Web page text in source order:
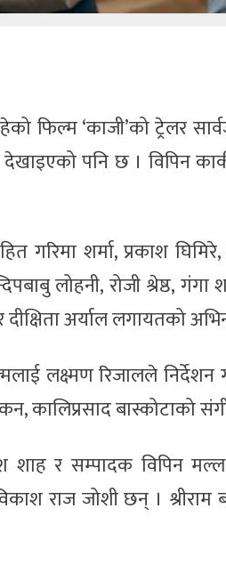
फिल्म ‘काजी’को ट्रेलर
पनि छ । विपिन
गरिमा शर्मा, प्रकाश
लोहनी, रोजी श्रेष्ठ, गंगा
अर्याल लगायतको
लक्ष्मण रिजालले निर्देशन
कालिप्रसाद बास्कोटाको
शाह र सम्पादक विपिन
राज जोशी छन् ।